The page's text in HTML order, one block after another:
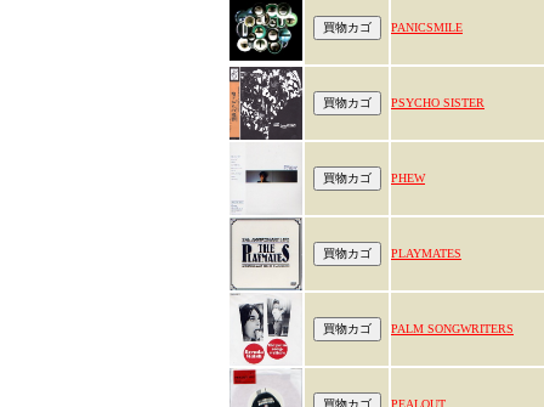
PANICSMILE
PSYCHO SISTER
PHEW
PLAYMATES
PALM SONGWRITERS
PEALOUT